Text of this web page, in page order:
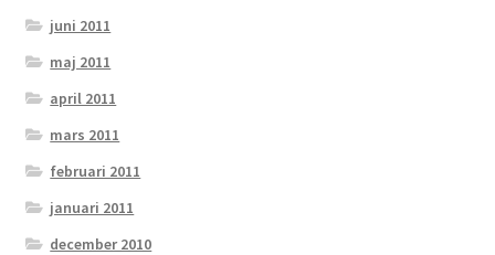
juni 2011
maj 2011
april 2011
mars 2011
februari 2011
januari 2011
december 2010